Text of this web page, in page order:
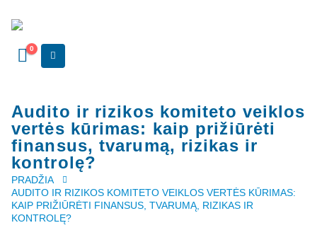
0
Audito ir rizikos komiteto veiklos
vertės kūrimas: kaip prižiūrėti
finansus, tvarumą, rizikas ir
kontrolę?
PRADŽIA
AUDITO IR RIZIKOS KOMITETO VEIKLOS VERTĖS KŪRIMAS:
KAIP PRIŽIŪRĖTI FINANSUS, TVARUMĄ, RIZIKAS IR
KONTROLĘ?